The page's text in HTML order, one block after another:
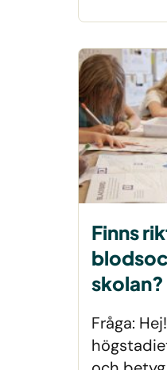
Finns
skolan?
Fråga: